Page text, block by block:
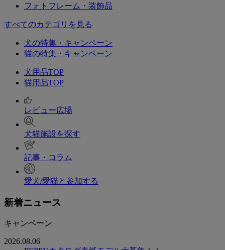
フォトフレーム・装飾品
すべてのカテゴリを見る
犬の特集・キャンペーン
猫の特集・キャンペーン
犬用品TOP
猫用品TOP
レビュー広場
犬猫施設を探す
記事・コラム
愛犬/愛猫と参加する
新着ニュース
キャンペーン
2026.08.06